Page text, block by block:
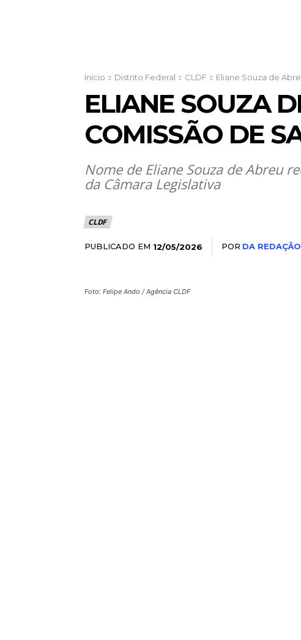
Início Distrito Federal CLDF Eliane Souza de
ELIANE SOUZA
COMISSÃO DE
Nome de Eliane Souza de Abreu
da Câmara Legislativa
CLDF
PUBLICADO EM 12/05/2026 POR DA REDAÇÃO
Foto: Felipe Ando / Agência CLDF